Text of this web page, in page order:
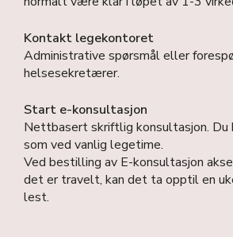
Kontakt legekontoret
Administrative spørsmål eller
helsesekretærer.
Start e-konsultasjon
Nettbasert skriftlig konsultasjon. Du
som ved vanlig legetime.
Ved bestilling av E-konsultasjon
det er travelt, kan det ta opptil en
lest.